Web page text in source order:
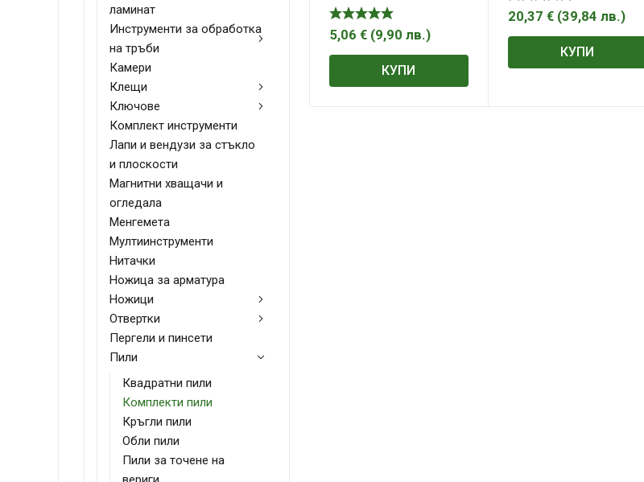
ламинат
Инструменти за обработка
на тръби
Камери
Клещи
Ключове
Комплект инструменти
Лапи и вендузи за стъкло
и плоскости
Магнитни хващачи и
огледала
Менгемета
Мултиинструменти
Нитачки
Ножица за арматура
Ножици
Отвертки
Пергели и пинсети
Пили
Квадратни пили
Комплекти пили
Кръгли пили
Обли пили
Пили за точене на
5,06 € (9,90 лв.)
КУПИ
20,37 € (39,84 лв.)
КУПИ